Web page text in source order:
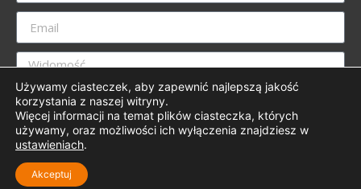
Używamy ciasteczek, aby zapewnić najlepszą jakość
korzystania z naszej witryny.
Więcej informacji na temat plików ciasteczka, których
używamy, oraz możliwości ich wyłączenia znajdziesz w
ustawieniach.
Akceptuj